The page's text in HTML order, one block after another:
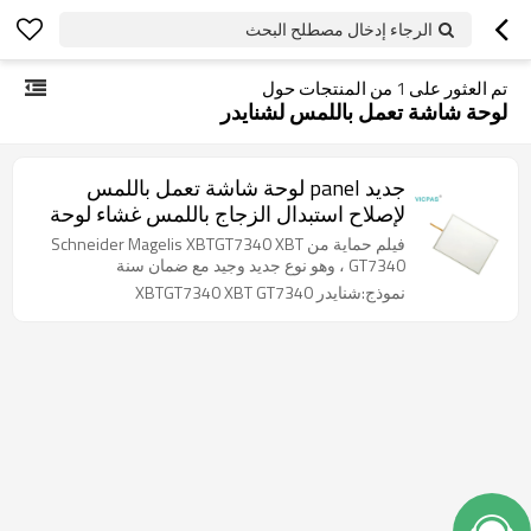
الرجاء إدخال مصطلح البحث
تم العثور على 1 من المنتجات حول
لوحة شاشة تعمل باللمس لشنايدر
جديد panel لوحة شاشة تعمل باللمس
لإصلاح استبدال الزجاج باللمس غشاء لوحة
اللمس XBTGT7340
فيلم حماية من Schneider Magelis XBTGT7340 XBT
GT7340 ، وهو نوع جديد وجيد مع ضمان سنة
نموذج:شنايدر XBTGT7340 XBT GT7340